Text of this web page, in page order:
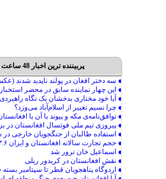
پربیننده ترین اخبار 48 ساعت گذشته